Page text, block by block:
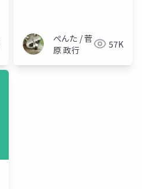
ぺんた / 菅
原 政行
57K